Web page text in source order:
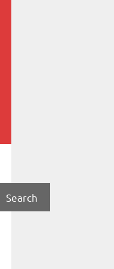
Search